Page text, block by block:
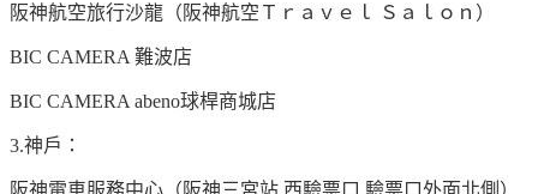
阪神航空旅行沙龍（阪神航空Ｔｒａｖｅｌ Ｓａｌｏｎ）
BIC CAMERA 難波店
BIC CAMERA abeno球桿商城店
3.神戶：
阪神電車服務中心（阪神三宮站 西驗票口 驗票口外面北側）